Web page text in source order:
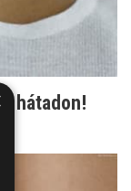
hátadon!